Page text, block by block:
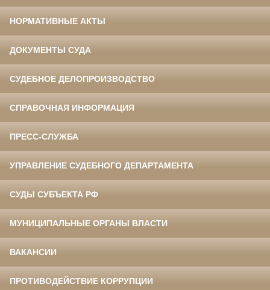
НОРМАТИВНЫЕ АКТЫ
ДОКУМЕНТЫ СУДА
СУДЕБНОЕ ДЕЛОПРОИЗВОДСТВО
СПРАВОЧНАЯ ИНФОРМАЦИЯ
ПРЕСС-СЛУЖБА
УПРАВЛЕНИЕ СУДЕБНОГО ДЕПАРТАМЕНТА
СУДЫ СУБЪЕКТА РФ
МУНИЦИПАЛЬНЫЕ ОРГАНЫ ВЛАСТИ
ВАКАНСИИ
ПРОТИВОДЕЙСТВИЕ КОРРУПЦИИ